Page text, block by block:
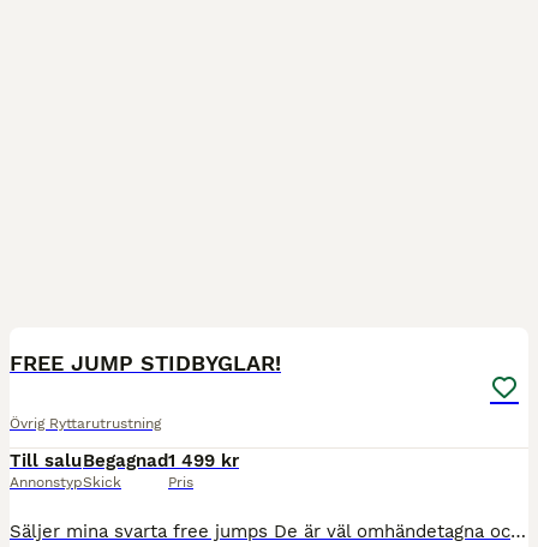
FREE JUMP STIDBYGLAR!
Övrig Ryttarutrustning
Till salu
Annonstyp
Begagnad
Skick
1 499 kr
Pris
Säljer mina svarta free jumps De är väl omhändetagna och inga har märkbara skador. Postar snabbt!!🥰